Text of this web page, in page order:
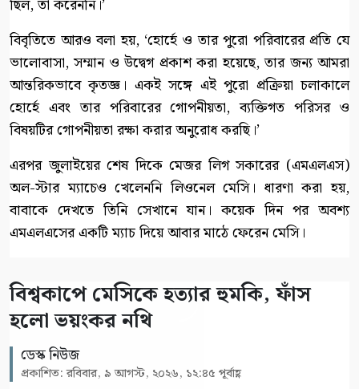
ছিল, তা করেননি।’
বিবৃতিতে আরও বলা হয়, ‘হোর্হে ও তার পুরো পরিবারের প্রতি যে
ভালোবাসা, সম্মান ও উদ্বেগ প্রকাশ করা হয়েছে, তার জন্য আমরা
আন্তরিকভাবে কৃতজ্ঞ। একই সঙ্গে এই পুরো প্রক্রিয়া চলাকালে
হোর্হে এবং তার পরিবারের গোপনীয়তা, ব্যক্তিগত পরিসর ও
বিষয়টির গোপনীয়তা রক্ষা করার অনুরোধ করছি।’
এরপর জুলাইয়ের শেষ দিকে মেজর লিগ সকারের (এমএলএস)
অল-স্টার ম্যাচেও খেলেননি লিওনেল মেসি। ধারণা করা হয়,
বাবাকে দেখতে তিনি সেখানে যান। কয়েক দিন পর অবশ্য
এমএলএসের একটি ম্যাচ দিয়ে আবার মাঠে ফেরেন মেসি।
বিশ্বকাপে মেসিকে হত্যার হুমকি, ফাঁস
হলো ভয়ংকর নথি
ডেস্ক নিউজ
প্রকাশিত: রবিবার, ৯ আগস্ট, ২০২৬, ১২:৪৫ পূর্বাহ্ণ